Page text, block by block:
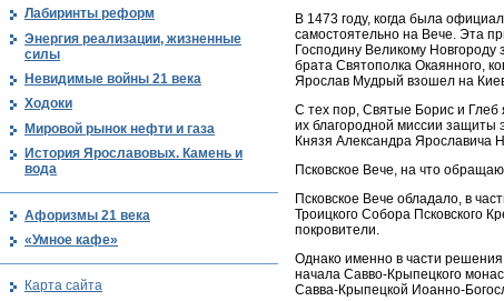
В 1473 году, когда была
самостоятельно на Вече. Эта
Господину Великому
брата Святополка Окаянного,
Ярослав Мудрый взошел на
С тех пор, Святые Борис и Глеб
их благородной миссии защиты
Князя Александра Ярославича
Псковское Вече, на что
Псковское Вече обладало, в
Троицкого Собора Псковского
покровители.
Однако именно в части
начала Савво-Крыпецкого
Савва-Крыпецкой Иоанно-
Лабиринты реформ
Энергия реализации, жизненные
силы
Невидимые войны 21 века
Ходоки
Мировой рынок нефти и газа
История Ярославовых. Камень и
вода
Афоризмы 21 века
«Умное кафе»
Карта сайта